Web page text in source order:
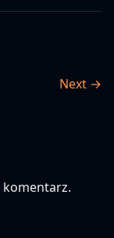
Next →
komentarz.